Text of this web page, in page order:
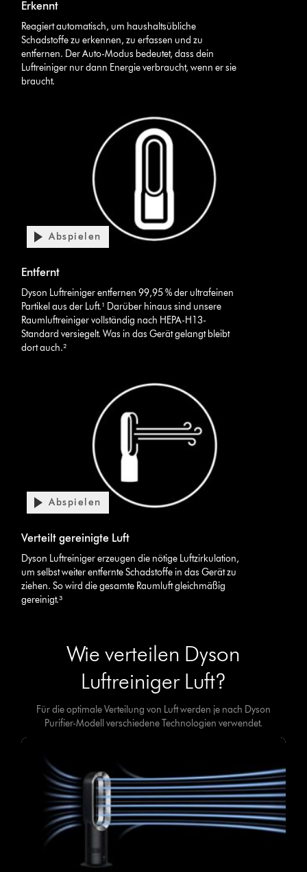
Transcript
Erkennt
Reagiert automatisch, um haushaltsübliche
Schadstoffe zu erkennen, zu erfassen und zu
entfernen. Der Auto-Modus bedeutet, dass dein
Luftreiniger nur dann Energie verbraucht, wenn er sie
braucht.
Transcript
Video-
Transkript
Abspielen
Entfernt
Dyson Luftreiniger entfernen 99,95 % der ultrafeinen
Partikel aus der Luft.¹ Darüber hinaus sind unsere
Raumluftreiniger vollständig nach HEPA-H13-
Standard versiegelt. Was in das Gerät gelangt bleibt
dort auch.²
Transcript
Video-
Transkript
Abspielen
Verteilt gereinigte Luft
Dyson Luftreiniger erzeugen die nötige Luftzirkulation,
um selbst weiter entfernte Schadstoffe in das Gerät zu
ziehen. So wird die gesamte Raumluft gleichmäßig
gereinigt.³
Wie verteilen Dyson
Luftreiniger Luft?
Für die optimale Verteilung von Luft werden je nach Dyson
Purifier-Modell verschiedene Technologien verwendet.